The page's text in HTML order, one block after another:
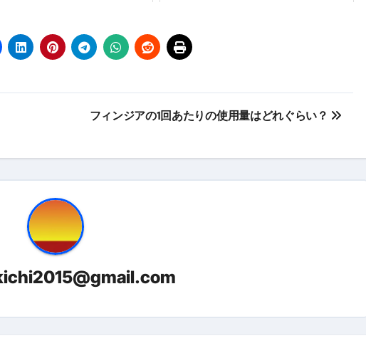
返済か、自己破産かひろゆきさんならどちらを選びますか？ #shorts
、ダイエットにとても重要な女性ホルモンと男性ホルモン
完全攻略ガイド 今こそ買い時！ゲーミングPC・高性能BTOを最安で
する時代へ Pebblebee × iMazing で完成する「究極のスマホ防衛シス
いスマホ代。 BB.exciteモバイル「Fitプラン」完全ガイド
る」に変わる30日間 ― 科学的メソッドで英語脳を作る完全ガイド
最安1万円台＆ハワイ朝食付き割引まで網羅 ― “失敗せずに選ぶ”実践大
：国内航空券＋ホテルが“セット割”で最安級！ スカイマーク／
何をするサイトか”が一目で伝わる。いま
フィンジアの1回あたりの使用量はどれぐらい？